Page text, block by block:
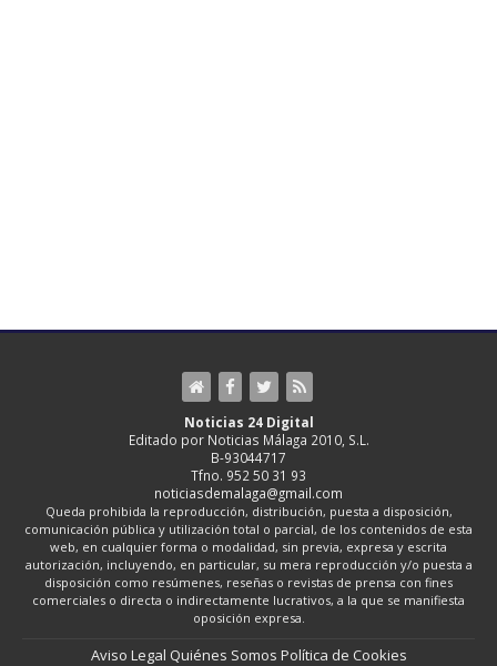
Noticias 24 Digital
Editado por Noticias Málaga 2010, S.L.
B-93044717
Tfno. 952 50 31 93
noticiasdemalaga@gmail.com
Queda prohibida la reproducción, distribución, puesta a disposición,
comunicación pública y utilización total o parcial, de los contenidos de esta
web, en cualquier forma o modalidad, sin previa, expresa y escrita
autorización, incluyendo, en particular, su mera reproducción y/o puesta a
disposición como resúmenes, reseñas o revistas de prensa con fines
comerciales o directa o indirectamente lucrativos, a la que se manifiesta
oposición expresa.
Aviso Legal Quiénes Somos Política de Cookies